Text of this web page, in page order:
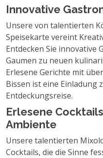
Innovative
Unsere von talentierten
Speisekarte vereint
Entdecken Sie innovative
Gaumen zu neuen
Erlesene Gerichte mit
Bissen ist eine Einladung
Entdeckungsreise.
Erlesene
Ambiente
Unsere talentierten
Cocktails, die die Sinne